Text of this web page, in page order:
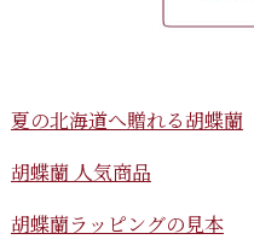
夏の北海道へ贈れる胡蝶蘭
胡蝶蘭 人気商品
胡蝶蘭ラッピングの見本